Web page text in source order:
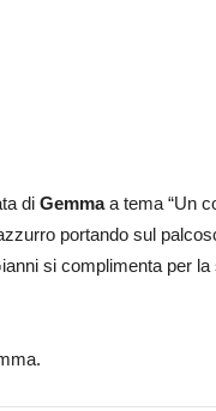
di Gemmaa tema “Un
portando sul
si complimenta per